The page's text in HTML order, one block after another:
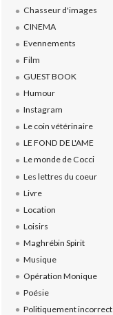
Chasseur d'images
CINEMA
Evennements
Film
GUEST BOOK
Humour
Instagram
Le coin vétérinaire
LE FOND DE L'AME
Le monde de Cocci
Les lettres du coeur
Livre
Location
Loisirs
Maghrébin Spirit
Musique
Opération Monique
Poésie
Politiquement incorrect